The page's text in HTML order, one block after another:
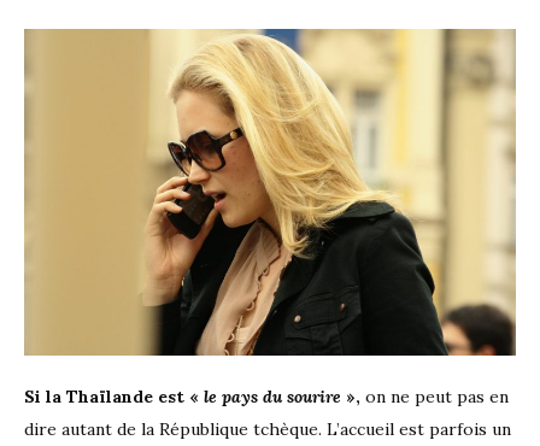
Si la Thaïlande est « le pays du sourire », on ne peut pas en
dire autant de la République tchèque. L’accueil est parfois un